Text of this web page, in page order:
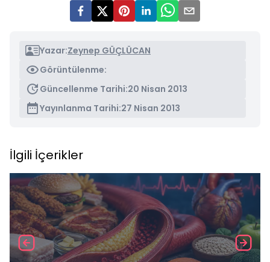
Yazar:Zeynep GÜÇLÜCAN
Görüntülenme:
Güncellenme Tarihi:20 Nisan 2013
Yayınlanma Tarihi:27 Nisan 2013
İlgili İçerikler